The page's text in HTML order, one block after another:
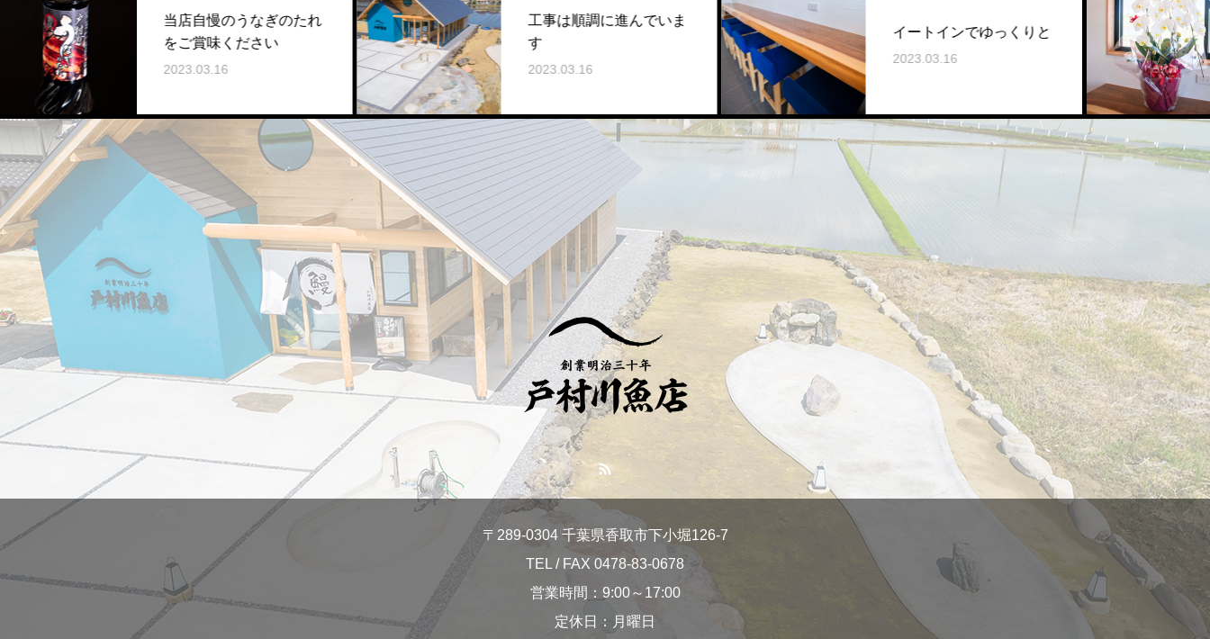
当店自慢のうなぎのたれ
をご賞味ください
2023.03.16
工事は順調に進んでいま
す
2023.03.16
イートインでゆっくりと
2023.03.16
新装オープ
2023.03.16
〒289-0304 千葉県香取市下小堀126-7
TEL / FAX 0478-83-0678
営業時間：9:00～17:00
定休日：月曜日